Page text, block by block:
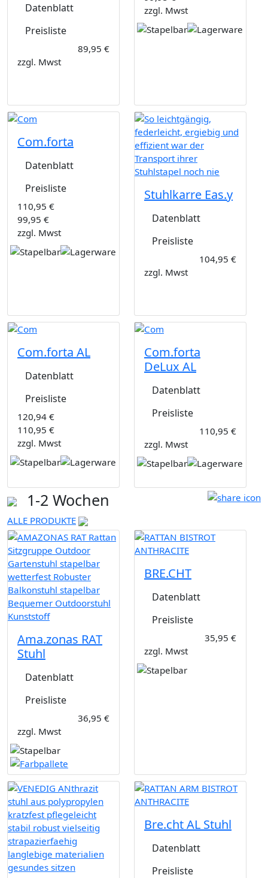
Datenblatt
Preisliste
89,95 €
zzgl. Mwst
zzgl. Mwst
Com.forta
Datenblatt
Preisliste
110,95 €
99,95 €
zzgl. Mwst
Stuhlkarre Eas.y
Datenblatt
Preisliste
104,95 €
zzgl. Mwst
Com.forta AL
Datenblatt
Preisliste
120,94 €
110,95 €
zzgl. Mwst
Com.forta
DeLux AL
Datenblatt
Preisliste
110,95 €
zzgl. Mwst
1-2 Wochen
ALLE PRODUKTE
Ama.zonas RAT
Stuhl
Datenblatt
Preisliste
36,95 €
zzgl. Mwst
BRE.CHT
Datenblatt
Preisliste
35,95 €
zzgl. Mwst
Bre.cht AL Stuhl
Datenblatt
Preisliste